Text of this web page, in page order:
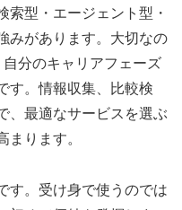
索型・エージェント型・
みがあります。大切なの
分のキャリアフェーズ
す。情報収集、比較検
、最適なサービスを選ぶ
まります。
す。受け身で使うのでは